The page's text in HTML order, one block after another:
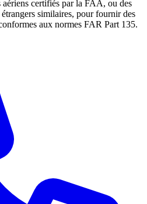
aériens certifiés par la FAA, ou des
similaires, pour fournir des
aux normes FAR Part 135.